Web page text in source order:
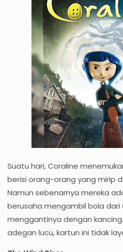
Suatu hari, Coraline
berisi orang-orang yang mirip
Namun sebenarnya mereka
berusaha mengambil bola dari
menggantinya dengan
adegan lucu, kartun ini tidak